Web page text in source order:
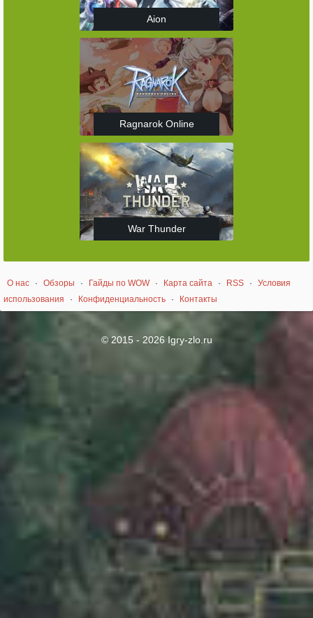
Aion
Ragnarok Online
War Thunder
О нас · Обзоры · Гайды по WOW · Карта сайта · RSS ·
Условия
использования
· Конфиденциальность · Контакты
© 2015 - 2026 Igry-zlo.ru